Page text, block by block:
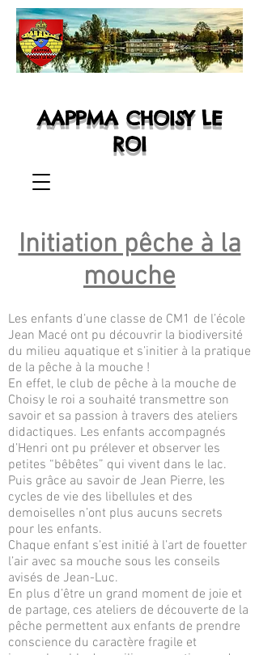
AAPPMA CHOISY LE
ROI
Initiation pêche à la
mouche
Les enfants d’une classe de CM1 de l’école
Jean Macé ont pu découvrir la biodiversité
du milieu aquatique et s’initier à la pratique
de la pêche à la mouche !
En effet, le club de pêche à la mouche de
Choisy le roi a souhaité transmettre son
savoir et sa passion à travers des ateliers
didactiques. Les enfants accompagnés
d’Henri ont pu prélever et observer les
petites “bêbêtes” qui vivent dans le lac.
Puis grâce au savoir de Jean Pierre, les
cycles de vie des libellules et des
demoiselles n’ont plus aucuns secrets
pour les enfants.
Chaque enfant s’est initié à l’art de fouetter
l’air avec sa mouche sous les conseils
avisés de Jean-Luc.
En plus d’être un grand moment de joie et
de partage, ces ateliers de découverte de la
pêche permettent aux enfants de prendre
conscience du caractère fragile et